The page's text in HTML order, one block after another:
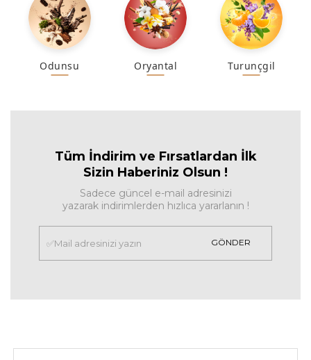
Odunsu Oryantal Turunçgil
Tüm İndirim ve Fırsatlardan İlk
Sizin Haberiniz Olsun !
Sadece güncel e-mail adresinizi
yazarak indirimlerden hızlıca yararlanın !
GÖNDER